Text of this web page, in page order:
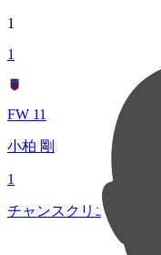
1
1
FW 11
小柏 剛
1
チャンスクリエイト総数